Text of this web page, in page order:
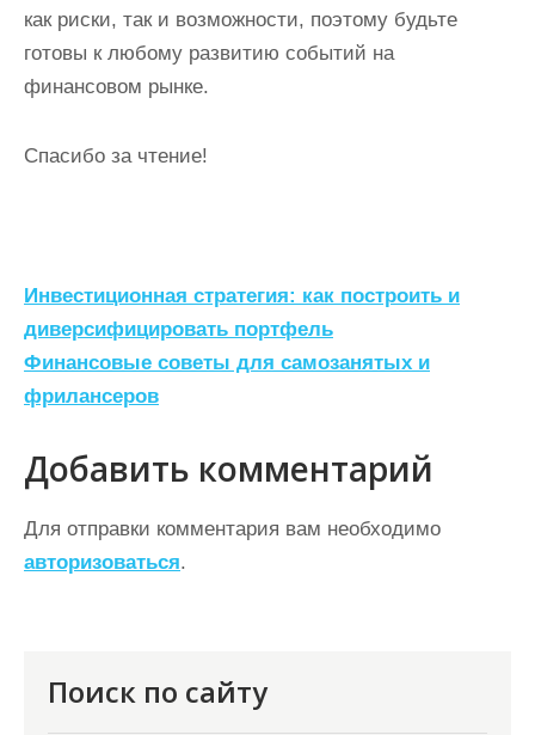
как риски, так и возможности, поэтому будьте
готовы к любому развитию событий на
финансовом рынке.
Спасибо за чтение!
Н
а
в
и
г
а
ц
и
Инвестиционная стратегия: как построить и
диверсифицировать портфель
Финансовые советы для самозанятых и
фрилансеров
Добавить комментарий
Для отправки комментария вам необходимо
авторизоваться.
Поиск по сайту